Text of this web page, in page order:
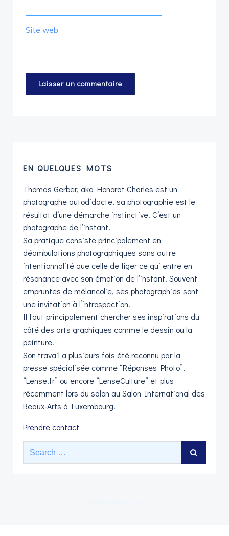
Site web
EN QUELQUES MOTS
Thomas Gerber, aka Honorat Charles est un
photographe autodidacte, sa photographie est le
résultat d’une démarche instinctive. C’est un
photographe de l’instant.
Sa pratique consiste principalement en
déambulations photographiques sans autre
intentionnalité que celle de figer ce qui entre en
résonance avec son émotion de l’instant. Souvent
empruntes de mélancolie, ses photographies sont
une invitation à l’introspection.
Il faut principalement chercher ses inspirations du
côté des arts graphiques comme le dessin ou la
peinture.
Son travail a plusieurs fois été reconnu par la
presse spécialisée comme “Réponses Photo”,
“Lense.fr” ou encore “LenseCulture” et plus
récemment lors du salon au Salon International des
Beaux-Arts à Luxembourg.
Prendre contact
Search